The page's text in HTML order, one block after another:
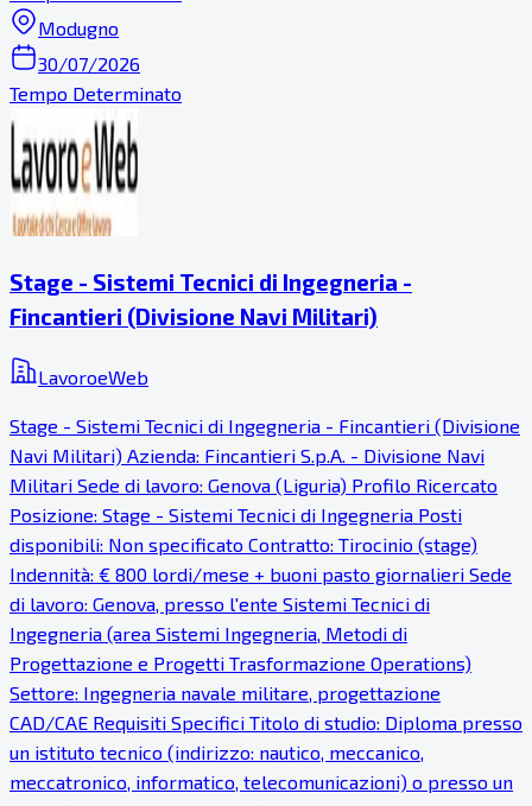
Modugno
30/07/2026
Tempo Determinato
Stage - Sistemi Tecnici di Ingegneria -
Fincantieri (Divisione Navi Militari)
LavoroeWeb
Stage - Sistemi Tecnici di Ingegneria - Fincantieri (Divisione
Navi Militari) Azienda: Fincantieri S.p.A. - Divisione Navi
Militari Sede di lavoro: Genova (Liguria) Profilo Ricercato
Posizione: Stage - Sistemi Tecnici di Ingegneria Posti
disponibili: Non specificato Contratto: Tirocinio (stage)
Indennità: € 800 lordi/mese + buoni pasto giornalieri Sede
di lavoro: Genova, presso l'ente Sistemi Tecnici di
Ingegneria (area Sistemi Ingegneria, Metodi di
Progettazione e Progetti Trasformazione Operations)
Settore: Ingegneria navale militare, progettazione
CAD/CAE Requisiti Specifici Titolo di studio: Diploma presso
un istituto tecnico (indirizzo: nautico, meccanico,
meccatronico, informatico, telecomunicazioni) o presso un